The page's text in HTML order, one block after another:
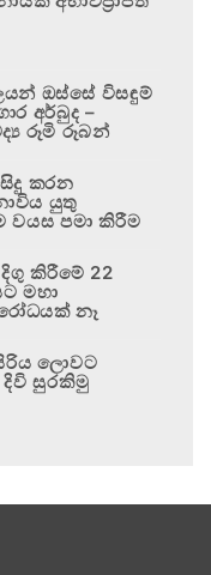
ඔස්සේ විසඳුම්
අර්බුද –
රූමි රූබන්
කරන
යුතු
වයස පමා කිරීම
කිරීමේ 22
මහා
නෑ
ලොවට
සුරකිමු